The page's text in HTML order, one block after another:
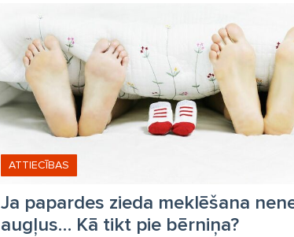
Ja papardes zieda meklēšana
augļus… Kā tikt pie bērniņa?
ATTIECĪBAS